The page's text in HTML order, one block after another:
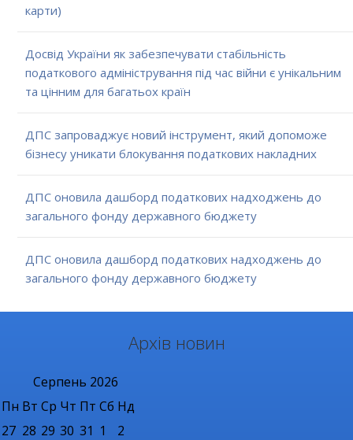
карти)
Досвід України як забезпечувати стабільність
податкового адміністрування під час війни є унікальним
та цінним для багатьох країн
ДПС запроваджує новий інструмент, який допоможе
бізнесу уникати блокування податкових накладних
ДПС оновила дашборд податкових надходжень до
загального фонду державного бюджету
ДПС оновила дашборд податкових надходжень до
загального фонду державного бюджету
Архів новин
Серпень 2026
Пн Вт Ср Чт Пт Сб Нд
27 28 29 30 31 1 2